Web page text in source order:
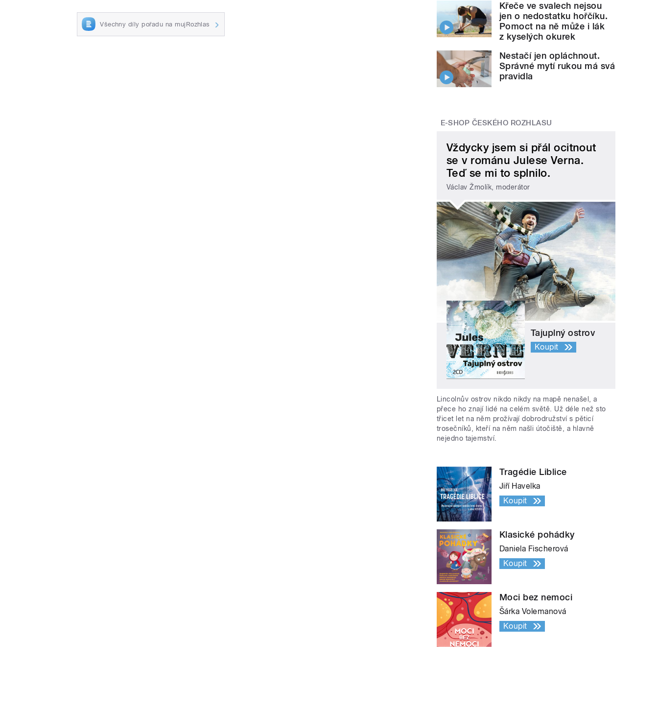
Všechny díly pořadu na mujRozhlas
Křeče ve svalech nejsou
jen o nedostatku hořčíku.
Pomoct na ně může i lák
z kyselých okurek
Nestačí jen opláchnout.
Správné mytí rukou má svá
pravidla
E-SHOP ČESKÉHO ROZHLASU
Vždycky jsem si přál ocitnout
se v románu Julese Verna.
Teď se mi to splnilo.
Václav Žmolík, moderátor
Tajuplný ostrov
Koupit
Lincolnův ostrov nikdo nikdy na mapě nenašel, a
přece ho znají lidé na celém světě. Už déle než sto
třicet let na něm prožívají dobrodružství s pěticí
trosečníků, kteří na něm našli útočiště, a hlavně
nejedno tajemství.
Tragédie Liblice
Jiří Havelka
Koupit
Klasické pohádky
Daniela Fischerová
Koupit
Moci bez nemoci
Šárka Volemanová
Koupit